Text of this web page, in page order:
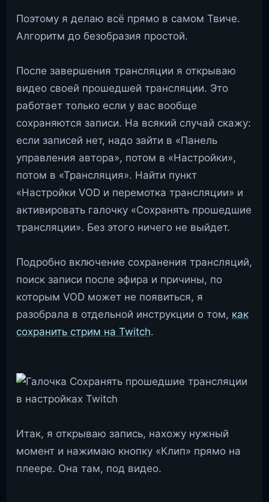
Поэтому я делаю всё прямо в самом Твиче.
Алгоритм до безобразия простой.
После завершения трансляции я открываю
видео своей прошедшей трансляции. Это
работает только если у вас вообще
сохраняются записи. На всякий случай скажу:
если записей нет, надо зайти в «Панель
управления автора», потом в «Настройки»,
потом в «Трансляция». Найти пункт
«Настройки VOD и перемотка трансляции» и
активировать галочку «Сохранять прошедшие
трансляции». Без этого ничего не выйдет.
Подробно включение сохранения трансляций,
поиск записи после эфира и причины, по
которым VOD может не появиться, я
разобрала в отдельной инструкции о том, как
сохранить стрим на Twitch.
Итак, я открываю запись, нахожу нужный
момент и нажимаю кнопку «Клип» прямо на
плеере. Она там, под видео.